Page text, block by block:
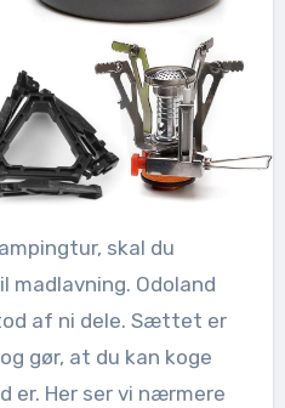
Odoland
af ni dele. Sættet er
gør, at du kan koge
er. Her ser vi nærmere